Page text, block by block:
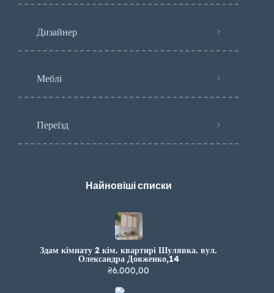
Дизайнер
Меблі
Переїзд
Найновіші списки
Здам кімнату 2 кім. квартирі Шулявка. вул.
Олександра Довженко,14
₴6.000,00